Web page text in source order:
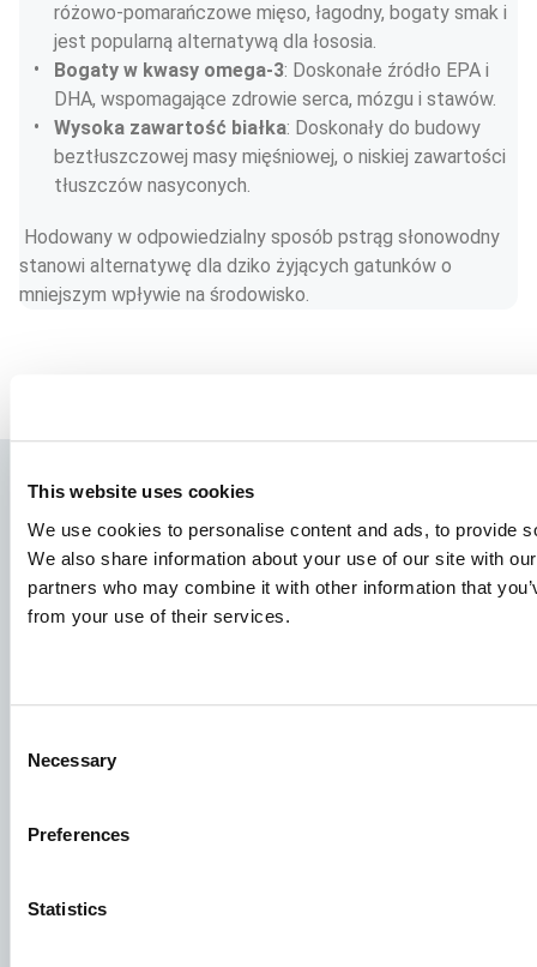
This website uses cookies
We use cookies to personalise content and ads, to provide
We also share information about your use of our site with
partners who may combine it with other information that
from your use of their services.
Selection
Necessary
Preferences
Statistics
różowo-pomarańczowe mięso, łagodny, bogaty smak i
jest popularną alternatywą dla łososia.
Bogaty w kwasy omega-3: Doskonałe źródło EPA i
DHA, wspomagające zdrowie serca, mózgu i stawów.
Wysoka zawartość białka: Doskonały do budowy
beztłuszczowej masy mięśniowej, o niskiej zawartości
tłuszczów nasyconych.
stanowi alternatywę dla dziko żyjących gatunków o
mniejszym wpływie na środowisko.
Gatunki
Koncepcje Paszowe